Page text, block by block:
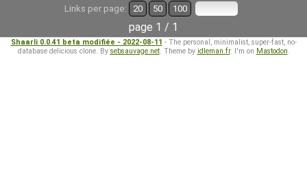
Links per page: 20 50 100
page 1 / 1
Shaarli 0.0.41 beta modifiée - 2022-08-11 - The personal, minimalist, super-fast, no-
database delicious clone. By sebsauvage.net. Theme by idleman.fr. I'm on Mastodon.